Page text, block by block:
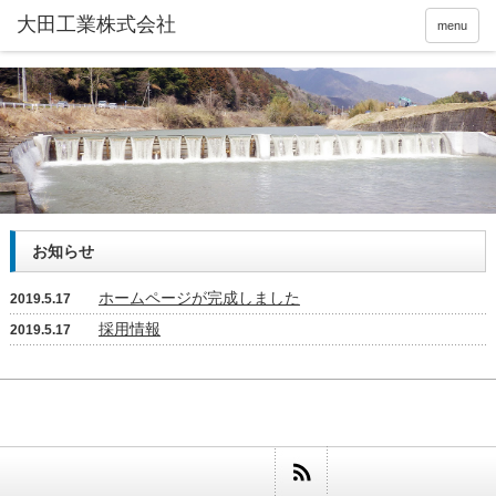
menu
お知らせ
2019.5.17 ホームページが完成しました
2019.5.17 採用情報